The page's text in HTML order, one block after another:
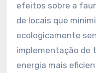
efeitos sobre a
de locais que
ecologicamente
implementação de
energia mais